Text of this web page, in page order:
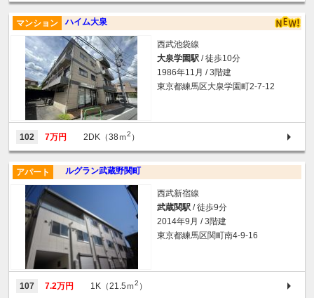
ハイム大泉
マンション
西武池袋線
大泉学園駅 / 徒歩10分
1986年11月 / 3階建
東京都練馬区大泉学園町2-7-12
102 7万円 2DK（38ｍ2 ）
ルグラン武蔵野関町
アパート
西武新宿線
武蔵関駅 / 徒歩9分
2014年9月 / 3階建
東京都練馬区関町南4-9-16
107 7.2万円 1K（21.5ｍ2 ）